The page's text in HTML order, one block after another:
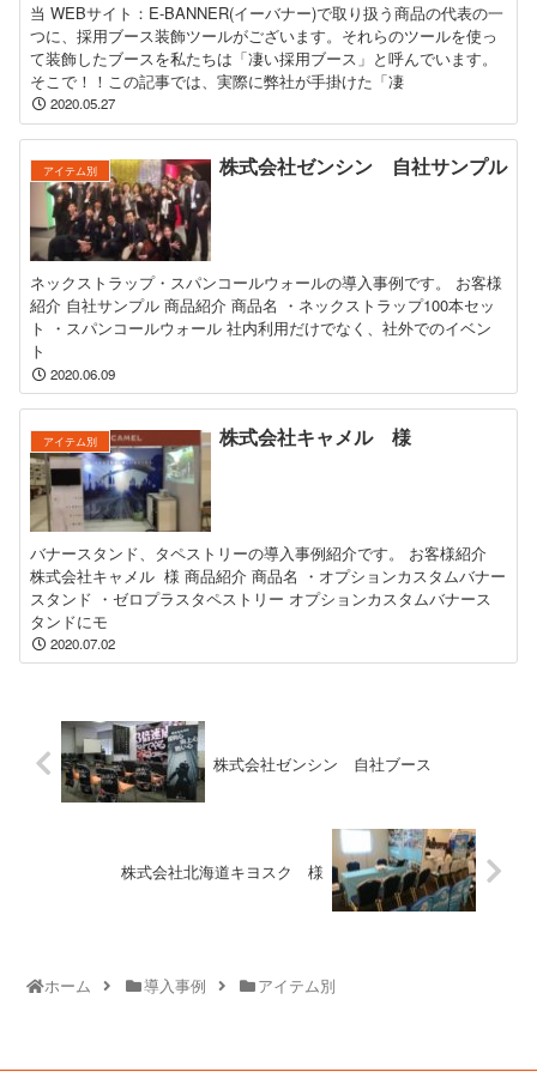
当 WEBサイト：E-BANNER(イーバナー)で取り扱う商品の代表の一
つに、採用ブース装飾ツールがございます。それらのツールを使っ
て装飾したブースを私たちは「凄い採用ブース」と呼んでいます。
そこで！！この記事では、実際に弊社が手掛けた「凄
2020.05.27
アイテム別 株式会社ゼンシン 自社サンプル
ネックストラップ・スパンコールウォールの導入事例です。 お客様
紹介 自社サンプル 商品紹介 商品名 ・ネックストラップ100本セッ
ト ・スパンコールウォール 社内利用だけでなく、社外でのイベン
ト
2020.06.09
アイテム別 株式会社キャメル 様
バナースタンド、タペストリーの導入事例紹介です。 お客様紹介
株式会社キャメル 様 商品紹介 商品名 ・オプションカスタムバナー
スタンド ・ゼロプラスタペストリー オプションカスタムバナース
タンドにモ
2020.07.02
株式会社ゼンシン 自社ブース
株式会社北海道キヨスク 様
ホーム 導入事例 アイテム別